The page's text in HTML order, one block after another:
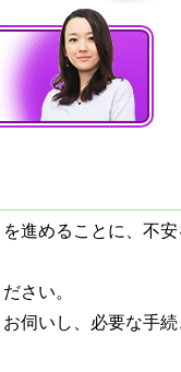
進めることに、不安
さい。
伺いし、必要な手続